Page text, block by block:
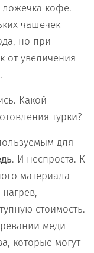
ложечка кофе.
чашечек
но при
от увеличения
Какой
турки?
для
. И неспроста. К
материала
стоимость.
меди
которые могут